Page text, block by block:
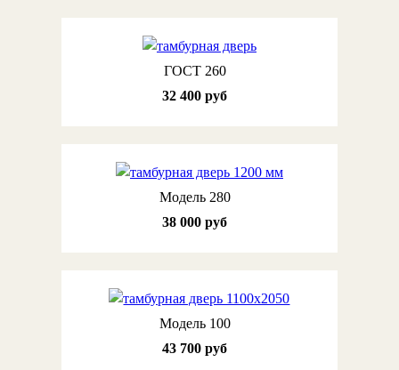
ГОСТ 260
32 400 руб
Модель 280
38 000 руб
Модель 100
43 700 руб